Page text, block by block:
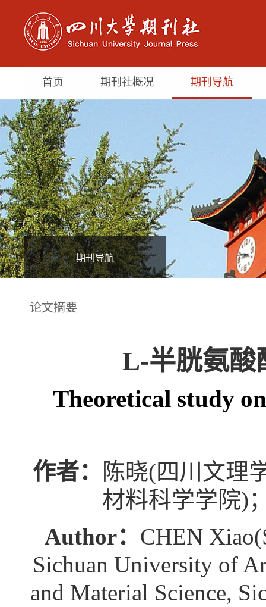
首页 期刊社概况 期刊导航
期刊导航
论文摘要
L-半胱氨酸
Theoretical study
作者：
陈晓(四川文理
材料科学学院)
Author： CHEN
Sichuan University of
and Material Science,